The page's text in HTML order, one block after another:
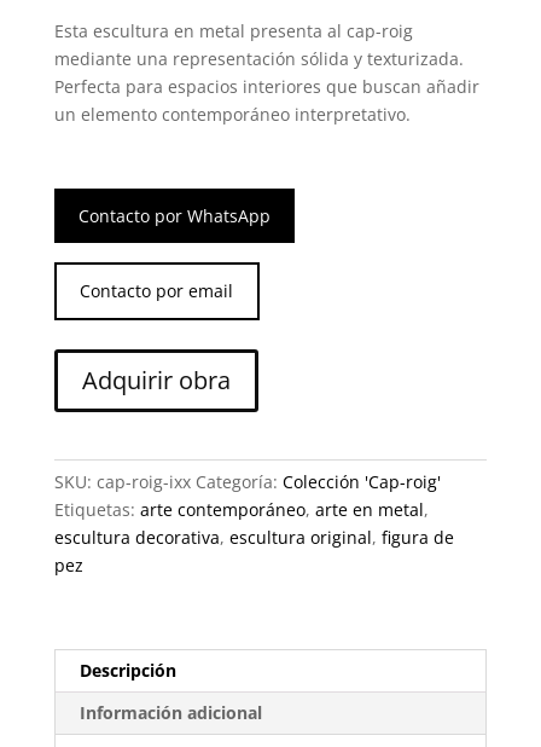
Esta escultura en metal presenta al cap-roig
mediante una representación sólida y texturizada.
Perfecta para espacios interiores que buscan añadir
un elemento contemporáneo interpretativo.
Contacto por WhatsApp
Contacto por email
roig
IXX
Escultura
original
cantidad
Adquirir obra
SKU: cap-roig-ixx Categoría: Colección 'Cap-roig'
Etiquetas: arte contemporáneo, arte en metal,
escultura decorativa, escultura original, figura de
pez
Descripción
Información adicional